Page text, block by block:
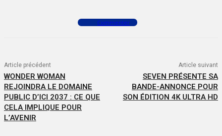
Commenter
Article précédent
WONDER WOMAN
REJOINDRA LE DOMAINE
PUBLIC D’ICI 2037 : CE QUE
CELA IMPLIQUE POUR
L’AVENIR
Article suivant
SEVEN PRÉSENTE SA
BANDE-ANNONCE POUR
SON ÉDITION 4K ULTRA HD